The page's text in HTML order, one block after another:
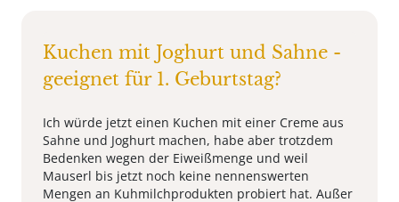
Kuchen mit Joghurt und Sahne -
geeignet für 1. Geburtstag?
Ich würde jetzt einen Kuchen mit einer Creme aus
Sahne und Joghurt machen, habe aber trotzdem
Bedenken wegen der Eiweißmenge und weil
Mauserl bis jetzt noch keine nennenswerten
Mengen an Kuhmilchprodukten probiert hat. Außer